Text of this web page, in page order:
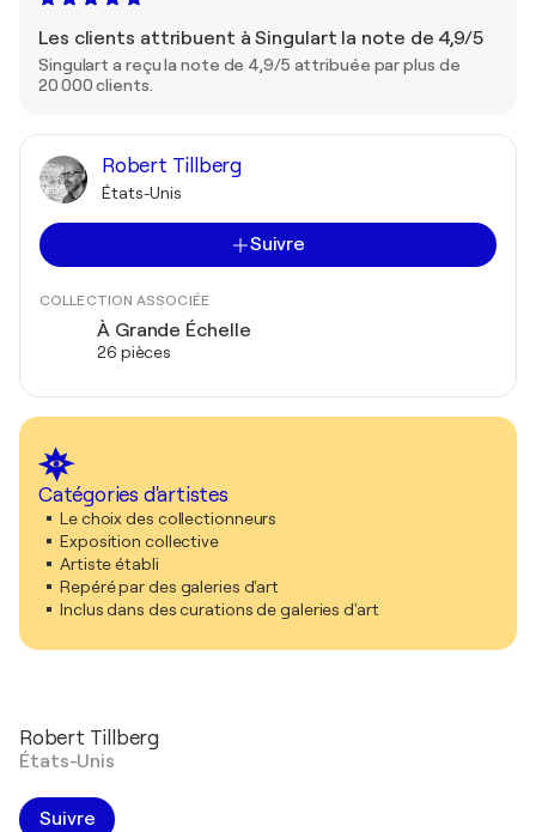
Les clients attribuent à Singulart la note de 4,9/5
Singulart a reçu la note de 4,9/5 attribuée par plus de
20 000 clients.
Robert Tillberg
États-Unis
Suivre
COLLECTION ASSOCIÉE
À Grande Échelle
26 pièces
Catégories d'artistes
Le choix des collectionneurs
Exposition collective
Artiste établi
Repéré par des galeries d'art
Inclus dans des curations de galeries d'art
Robert Tillberg
États-Unis
Suivre